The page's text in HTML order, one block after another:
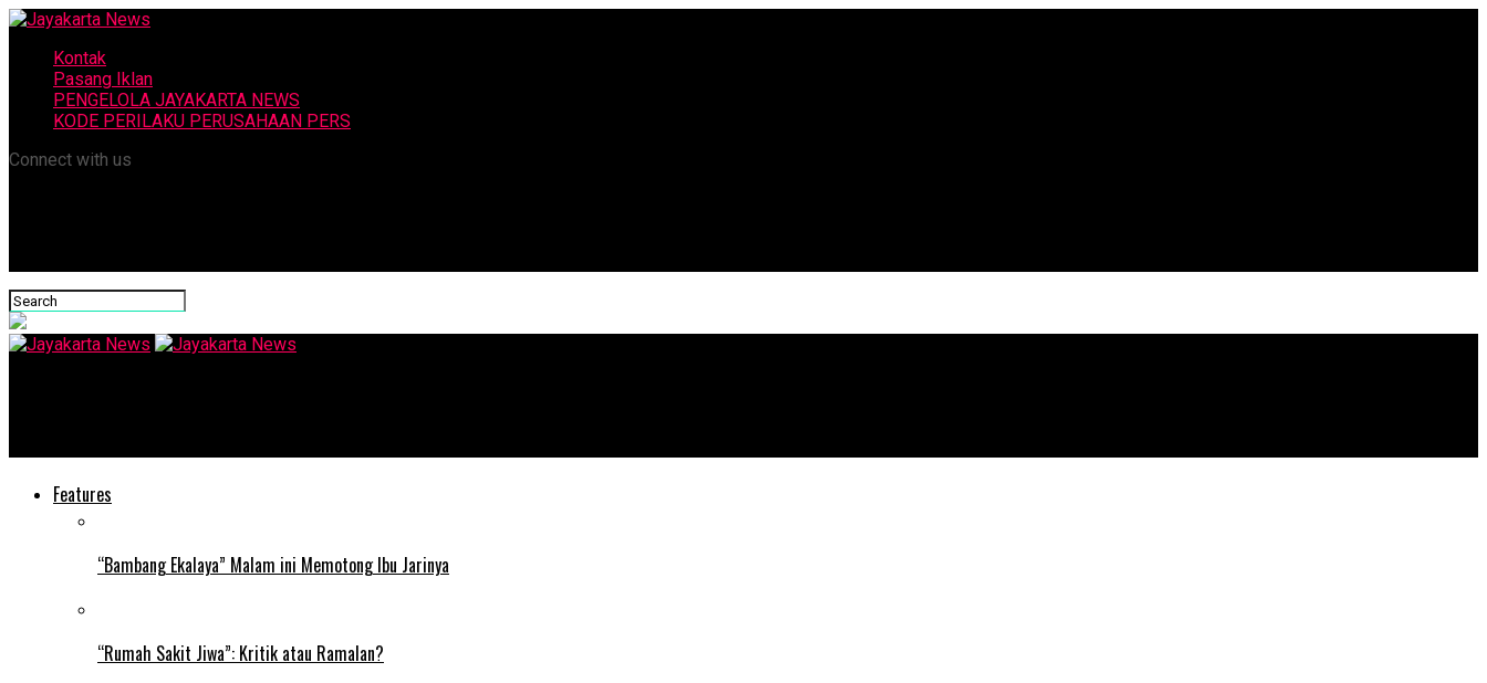
Kontak
Pasang Iklan
PENGELOLA JAYAKARTA NEWS
KODE PERILAKU PERUSAHAAN PERS
Connect with us
Features
“Bambang Ekalaya” Malam ini Memotong Ibu Jarinya
“Rumah Sakit Jiwa”: Kritik atau Ramalan?